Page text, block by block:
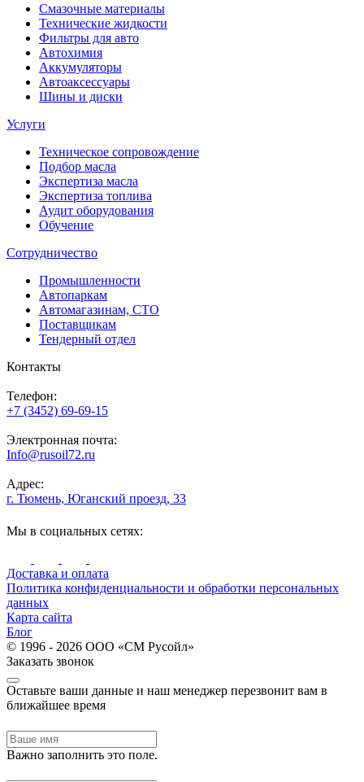
Смазочные материалы
Технические жидкости
Фильтры для авто
Автохимия
Аккумуляторы
Автоаксессуары
Шины и диски
Услуги
Техническое сопровождение
Подбор масла
Экспертиза масла
Экспертиза топлива
Аудит оборудования
Обучение
Сотрудничество
Промышленности
Автопаркам
Автомагазинам, СТО
Поставщикам
Тендерный отдел
Контакты
Телефон:
+7 (3452) 69-69-15
Электронная почта:
Info@rusoil72.ru
Адрес:
г. Тюмень, Юганский проезд, 33
Мы в социальных сетях:
Доставка и оплата
Политика конфиденциальности и обработки персональных
данных
Карта сайта
Блог
© 1996 - 2026 ООО «СМ Русойл»
Заказать звонок
Оставьте ваши данные и наш менеджер перезвонит вам в
ближайшее время
Важно заполнить это поле.